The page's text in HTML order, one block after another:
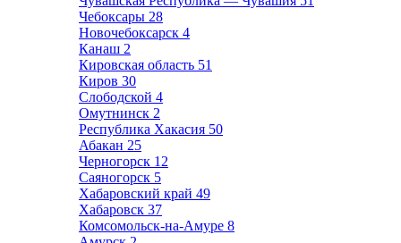
Чебоксары 28
Новочебоксарск 4
Канаш 2
Кировская область 51
Киров 30
Слободской 4
Омутнинск 2
Республика Хакасия 50
Абакан 25
Черногорск 12
Саяногорск 5
Хабаровский край 49
Хабаровск 37
Комсомольск-на-Амуре 8